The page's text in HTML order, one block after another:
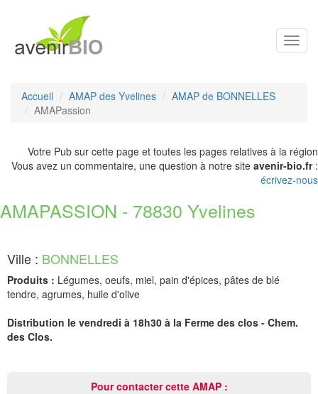
Accueil AMAP des Yvelines
AMAP de BONNELLES
AMAPassion
Votre Pub sur cette page et toutes les pages relatives à la région
Vous avez un commentaire, une question à notre site avenir-bio.fr:
écrivez-nous
AMAPASSION - 78830 Yvelines
Ville : BONNELLES
Produits : Légumes, oeufs, miel, pain d'épices, pâtes de blé
tendre, agrumes, huile d'olive
Distribution le vendredi à 18h30 à la Ferme des clos - Chem.
des Clos.
Pour contacter cette AMAP :